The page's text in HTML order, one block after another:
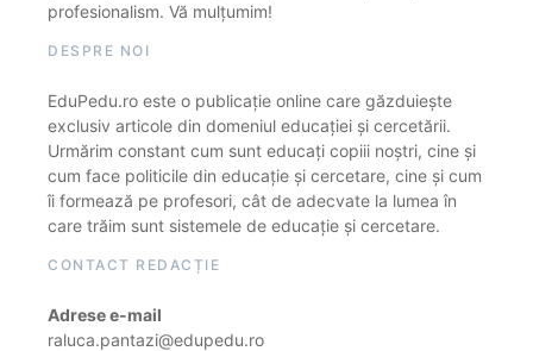
profesionalism. Vă mulțumim!
DESPRE NOI
EduPedu.ro este o publicație online care găzduiește
exclusiv articole din domeniul educației și cercetării.
Urmărim constant cum sunt educați copiii noștri, cine și
cum face politicile din educație și cercetare, cine și cum
îi formează pe profesori, cât de adecvate la lumea în
care trăim sunt sistemele de educație și cercetare.
CONTACT REDACȚIE
Adrese e-mail
raluca.pantazi@edupedu.ro